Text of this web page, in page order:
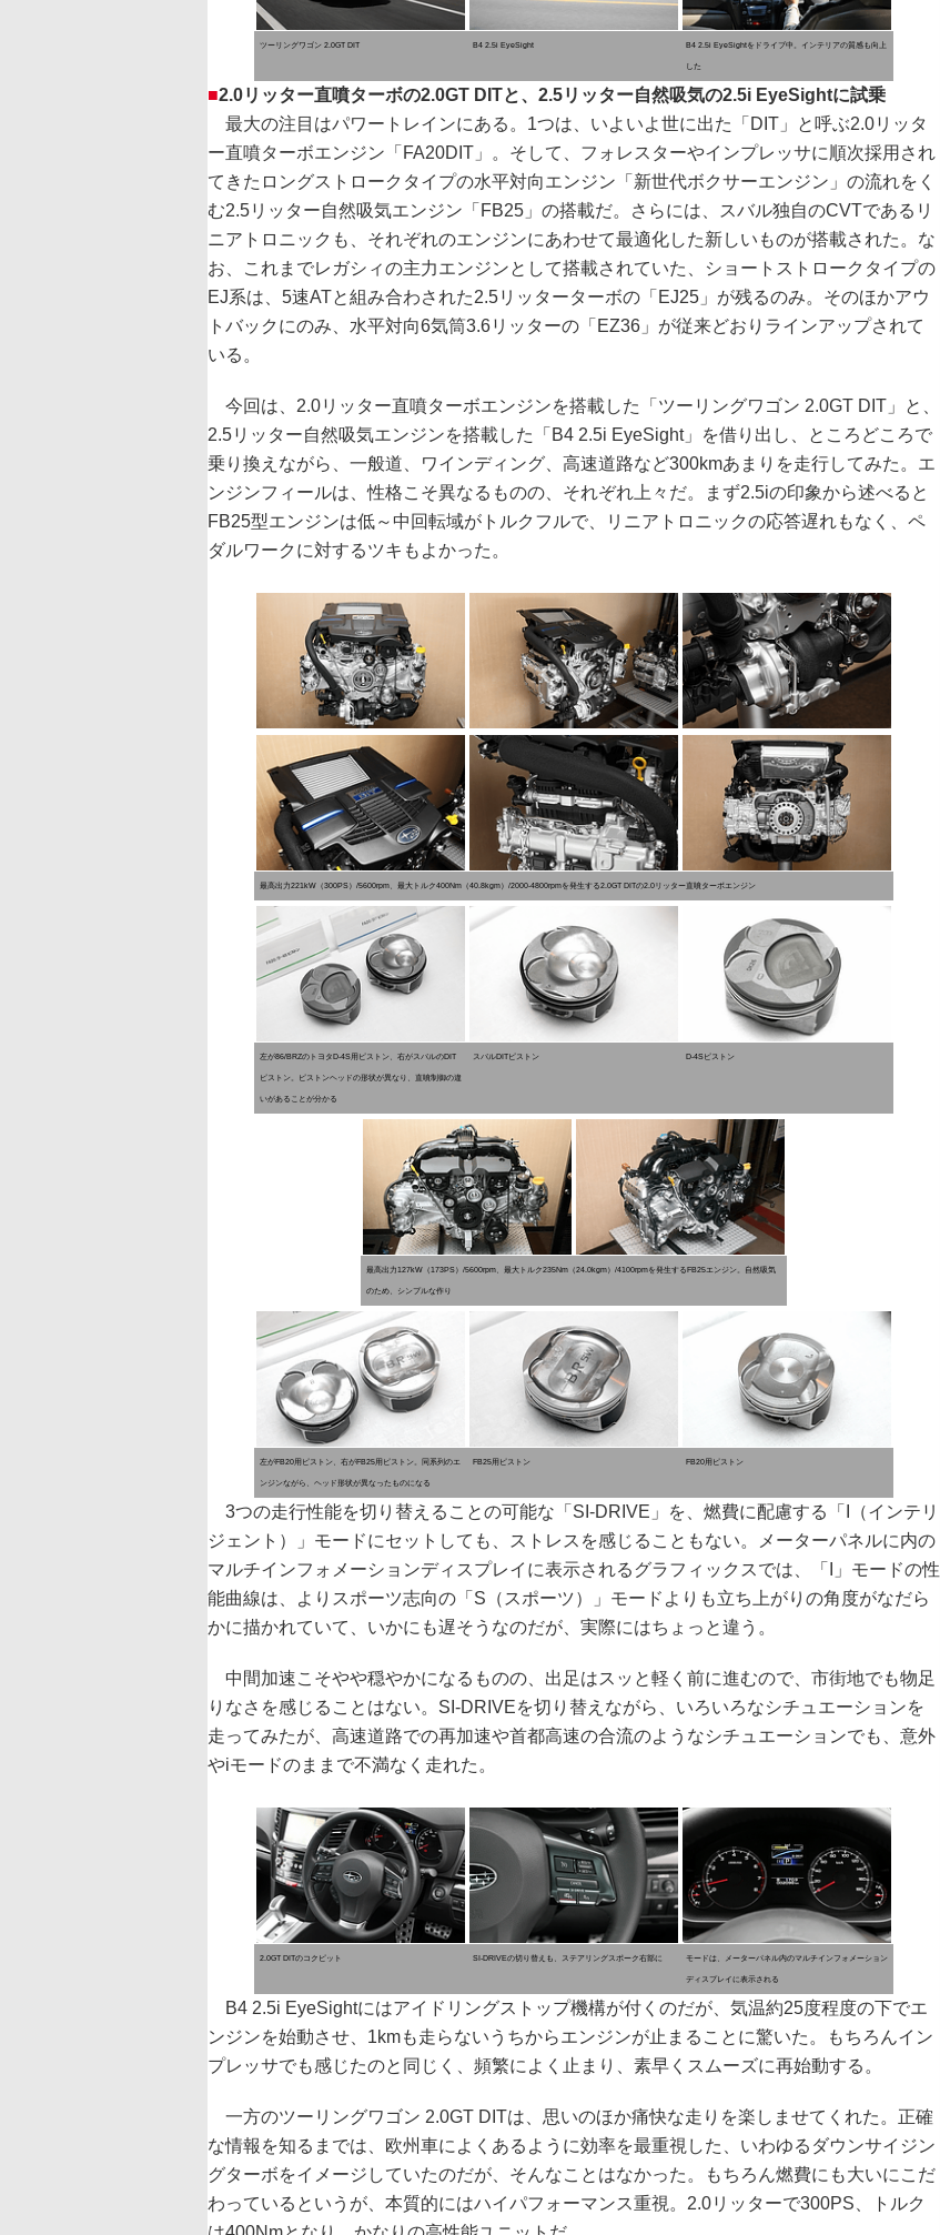
ツーリングワゴン 2.0GT DIT B4 2.5i EyeSight B4 2.5i EyeSightをドライブ中。インテリアの質感も向上
した
■2.0リッター直噴ターボの2.0GT DITと、2.5リッター自然吸気の2.5i EyeSightに試乗
最大の注目はパワートレインにある。1つは、いよいよ世に出た「DIT」と呼ぶ2.0リッタ
ー直噴ターボエンジン「FA20DIT」。そして、フォレスターやインプレッサに順次採用され
てきたロングストロークタイプの水平対向エンジン「新世代ボクサーエンジン」の流れをく
む2.5リッター自然吸気エンジン「FB25」の搭載だ。さらには、スバル独自のCVTであるリ
ニアトロニックも、それぞれのエンジンにあわせて最適化した新しいものが搭載された。な
お、これまでレガシィの主力エンジンとして搭載されていた、ショートストロークタイプの
EJ系は、5速ATと組み合わされた2.5リッターターボの「EJ25」が残るのみ。そのほかアウ
トバックにのみ、水平対向6気筒3.6リッターの「EZ36」が従来どおりラインアップされて
いる。
今回は、2.0リッター直噴ターボエンジンを搭載した「ツーリングワゴン 2.0GT DIT」と、
2.5リッター自然吸気エンジンを搭載した「B4 2.5i EyeSight」を借り出し、ところどころで
乗り換えながら、一般道、ワインディング、高速道路など300kmあまりを走行してみた。エ
ンジンフィールは、性格こそ異なるものの、それぞれ上々だ。まず2.5iの印象から述べると
FB25型エンジンは低～中回転域がトルクフルで、リニアトロニックの応答遅れもなく、ペ
ダルワークに対するツキもよかった。
最高出力221kW（300PS）/5600rpm、最大トルク400Nm（40.8kgm）/2000-4800rpmを発生する2.0GT DITの2.0リッター直噴ターボエンジン
左が86/BRZのトヨタD-4S用ピストン、右がスバルのDIT
ピストン。ピストンヘッドの形状が異なり、直噴制御の違
いがあることが分かる
スバルDITピストン D-4Sピストン
最高出力127kW（173PS）/5600rpm、最大トルク235Nm（24.0kgm）/4100rpmを発生するFB25エンジン。自然吸気
のため、シンプルな作り
左がFB20用ピストン、右がFB25用ピストン。同系列のエ
ンジンながら、ヘッド形状が異なったものになる
FB25用ピストン FB20用ピストン
3つの走行性能を切り替えることの可能な「SI-DRIVE」を、燃費に配慮する「I（インテリ
ジェント）」モードにセットしても、ストレスを感じることもない。メーターパネルに内の
マルチインフォメーションディスプレイに表示されるグラフィックスでは、「I」モードの性
能曲線は、よりスポーツ志向の「S（スポーツ）」モードよりも立ち上がりの角度がなだら
かに描かれていて、いかにも遅そうなのだが、実際にはちょっと違う。
中間加速こそやや穏やかになるものの、出足はスッと軽く前に進むので、市街地でも物足
りなさを感じることはない。SI-DRIVEを切り替えながら、いろいろなシチュエーションを
走ってみたが、高速道路での再加速や首都高速の合流のようなシチュエーションでも、意外
やiモードのままで不満なく走れた。
2.0GT DITのコクピット SI-DRIVEの切り替えも、ステアリングスポーク右部に モードは、メーターパネル内のマルチインフォメーション
ディスプレイに表示される
B4 2.5i EyeSightにはアイドリングストップ機構が付くのだが、気温約25度程度の下でエ
ンジンを始動させ、1kmも走らないうちからエンジンが止まることに驚いた。もちろんイン
プレッサでも感じたのと同じく、頻繁によく止まり、素早くスムーズに再始動する。
一方のツーリングワゴン 2.0GT DITは、思いのほか痛快な走りを楽しませてくれた。正確
な情報を知るまでは、欧州車によくあるように効率を最重視した、いわゆるダウンサイジン
グターボをイメージしていたのだが、そんなことはなかった。もちろん燃費にも大いにこだ
わっているというが、本質的にはハイパフォーマンス重視。2.0リッターで300PS、トルク